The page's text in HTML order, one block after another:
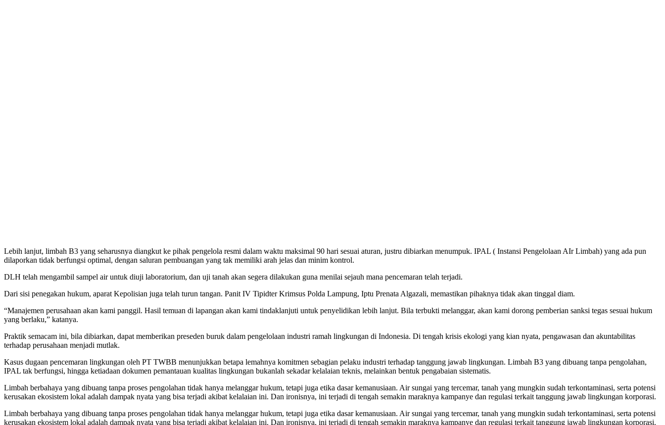
Lebih lanjut, limbah B3 yang seharusnya diangkut ke pihak pengelola resmi dalam waktu maksimal 90 hari sesuai aturan, justru dibiarkan menumpuk. IPAL ( Instansi Pengelolaan AIr Limbah) yang ada pun
dilaporkan tidak berfungsi optimal, dengan saluran pembuangan yang tak memiliki arah jelas dan minim kontrol.
DLH telah mengambil sampel air untuk diuji laboratorium, dan uji tanah akan segera dilakukan guna menilai sejauh mana pencemaran telah terjadi.
Dari sisi penegakan hukum, aparat Kepolisian juga telah turun tangan. Panit IV Tipidter Krimsus Polda Lampung, Iptu Prenata Algazali, memastikan pihaknya tidak akan tinggal diam.
“Manajemen perusahaan akan kami panggil. Hasil temuan di lapangan akan kami tindaklanjuti untuk penyelidikan lebih lanjut. Bila terbukti melanggar, akan kami dorong pemberian sanksi tegas sesuai hukum
yang berlaku,” katanya.
Praktik semacam ini, bila dibiarkan, dapat memberikan preseden buruk dalam pengelolaan industri ramah lingkungan di Indonesia. Di tengah krisis ekologi yang kian nyata, pengawasan dan akuntabilitas
terhadap perusahaan menjadi mutlak.
Kasus dugaan pencemaran lingkungan oleh PT TWBB menunjukkan betapa lemahnya komitmen sebagian pelaku industri terhadap tanggung jawab lingkungan. Limbah B3 yang dibuang tanpa pengolahan,
IPAL tak berfungsi, hingga ketiadaan dokumen pemantauan kualitas lingkungan bukanlah sekadar kelalaian teknis, melainkan bentuk pengabaian sistematis.
Limbah berbahaya yang dibuang tanpa proses pengolahan tidak hanya melanggar hukum, tetapi juga etika dasar kemanusiaan. Air sungai yang tercemar, tanah yang mungkin sudah terkontaminasi, serta potensi
kerusakan ekosistem lokal adalah dampak nyata yang bisa terjadi akibat kelalaian ini. Dan ironisnya, ini terjadi di tengah semakin maraknya kampanye dan regulasi terkait tanggung jawab lingkungan korporasi.
Limbah berbahaya yang dibuang tanpa proses pengolahan tidak hanya melanggar hukum, tetapi juga etika dasar kemanusiaan. Air sungai yang tercemar, tanah yang mungkin sudah terkontaminasi, serta potensi
kerusakan ekosistem lokal adalah dampak nyata yang bisa terjadi akibat kelalaian ini. Dan ironisnya, ini terjadi di tengah semakin maraknya kampanye dan regulasi terkait tanggung jawab lingkungan korporasi.